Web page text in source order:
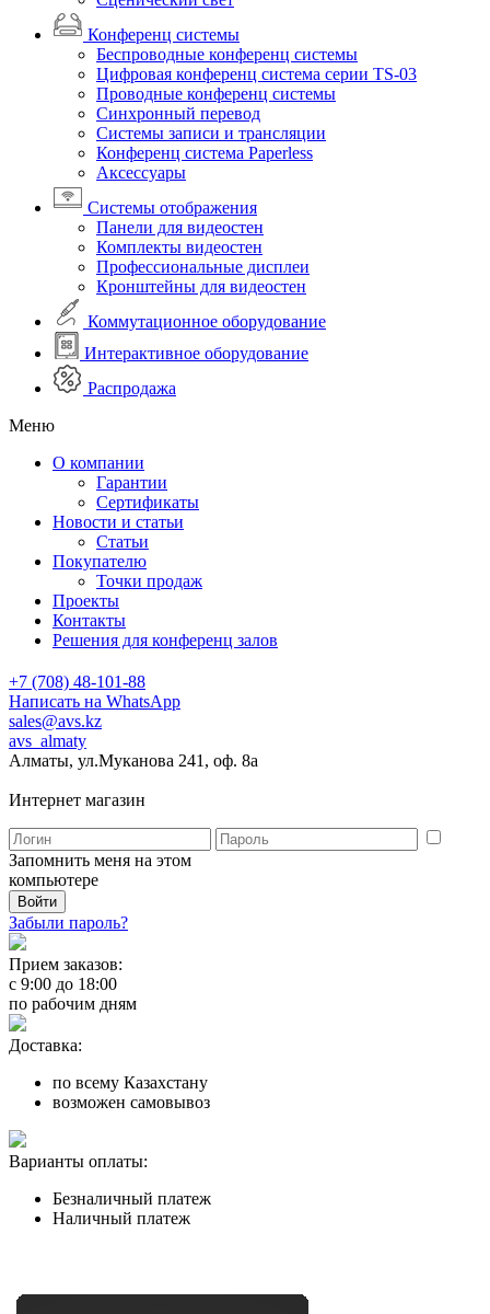
Конференц системы
Беспроводные конференц системы
Цифровая конференц система серии TS-03
Проводные конференц системы
Синхронный перевод
Системы записи и трансляции
Конференц система Paperless
Аксессуары
Системы отображения
Панели для видеостен
Комплекты видеостен
Профессиональные дисплеи
Кронштейны для видеостен
Коммутационное оборудование
Интерактивное оборудование
Распродажа
Меню
О компании
Гарантии
Сертификаты
Новости и статьи
Статьи
Покупателю
Точки продаж
Проекты
Контакты
Решения для конференц залов
+7 (708) 48-101-88
Написать на WhatsApp
sales@avs.kz
avs_almaty
Алматы, ул.Муканова 241, оф. 8а
Интернет магазин
Запомнить меня на этом
компьютере
Забыли пароль?
Прием заказов:
с 9:00 до 18:00
по рабочим дням
Доставка:
по всему Казахстану
возможен самовывоз
Варианты оплаты:
Безналичный платеж
Наличный платеж